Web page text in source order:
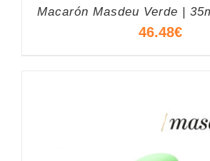
Macarón Masdeu Verde |
46.48€